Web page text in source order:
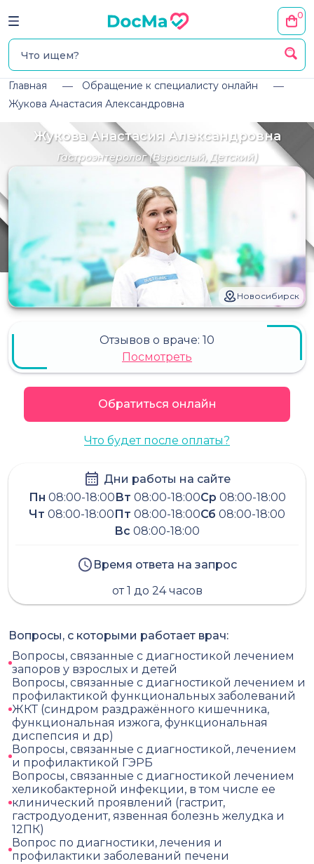
0
Главная
Обращение к специалисту онлайн
Жукова Анастасия Александровна
Жукова Анастасия Александровна
Гастроэнтеролог(Взрослый, Детский)
Новосибирск
Отзывов о враче: 10
Посмотреть
Обратиться онлайн
Что будет после оплаты?
Дни работы на сайте
Пн 08:00-18:00 Вт 08:00-18:00Ср 08:00-18:00
Чт 08:00-18:00 Пт 08:00-18:00Сб 08:00-18:00
Вс 08:00-18:00
Время ответа на запрос
от 1 до 24 часов
Вопросы, с которыми работает врач:
Вопросы, связанные с диагностикой лечением
запоров у взрослых и детей
Вопросы, связанные с диагностикой лечением и
профилактикой функциональных заболеваний
ЖКТ (синдром раздражённого кишечника,
функциональная изжога, функциональная
диспепсия и др)
Вопросы, связанные с диагностикой, лечением
и профилактикой ГЭРБ
Вопросы, связанные с диагностикой лечением
хеликобактерной инфекции, в том числе ее
клинический проявлений (гастрит,
гастродуоденит, язвенная болезнь желудка и
12ПК)
Вопрос по диагностики, лечения и
профилактики заболеваний печени